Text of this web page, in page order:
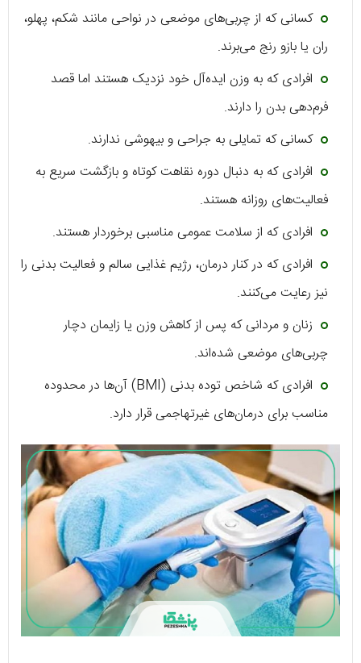
کسانی که از چربی‌های موضعی در نواحی مانند شکم، پهلو،
ران یا بازو رنج می‌برند.
افرادی که به وزن ایده‌آل خود نزدیک هستند اما قصد
فرم‌دهی بدن را دارند.
کسانی که تمایلی به جراحی و بیهوشی ندارند.
افرادی که به دنبال دوره نقاهت کوتاه و بازگشت سریع به
فعالیت‌های روزانه هستند.
افرادی که از سلامت عمومی مناسبی برخوردار هستند.
افرادی که در کنار درمان، رژیم غذایی سالم و فعالیت بدنی را
نیز رعایت می‌کنند.
زنان و مردانی که پس از کاهش وزن یا زایمان دچار
چربی‌های موضعی شده‌اند.
افرادی که شاخص توده بدنی (BMI) آن‌ها در محدوده
مناسب برای درمان‌های غیرتهاجمی قرار دارد.